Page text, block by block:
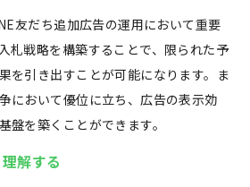
友だち追加広告の運用において重要
札戦略を構築することで、限られた予
を引き出すことが可能になります。ま
において優位に立ち、広告の表示効
盤を築くことができます。
解する